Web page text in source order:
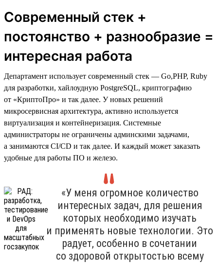
Современный стек +
постоянство + разнообразие =
интересная работа
Департамент использует современный стек — Go,PHP, Ruby
для разработки, хайлоудную PostgreSQL, криптографию
от «КриптоПро» и так далее. У новых решений
микросервисная архитектура, активно используется
виртуализация и контейнеризация. Системные
администраторы не ограничены админскими задачами,
а занимаются CI/CD и так далее. И каждый может заказать
удобные для работы ПО и железо.
«У меня огромное количество
интересных задач, для решения
которых необходимо изучать
и применять новые технологии. Это
радует, особенно в сочетании
со здоровой открытостью всему